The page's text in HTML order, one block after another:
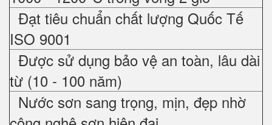
Đạt tiêu chuẩn chất lượng Quốc Tế
ISO 9001
Được sử dụng bảo vệ an toàn, lâu dài
từ (10 - 100 năm)
Nước sơn sang trọng, mịn, đẹp nhờ